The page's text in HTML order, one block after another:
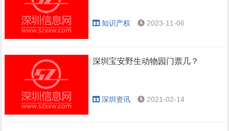
知识产权 2023-11-06
深圳宝安野生动物园门票几？
深圳资讯 2021-02-14